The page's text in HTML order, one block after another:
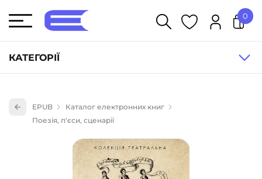
КАТЕГОРІЇ
Книги для дітей (836)
Науково-популярна література (1015)
Навчальна література та посібники (527)
0
EPUB
Каталог електронних книг
Поезія, п‘єси, сценарії